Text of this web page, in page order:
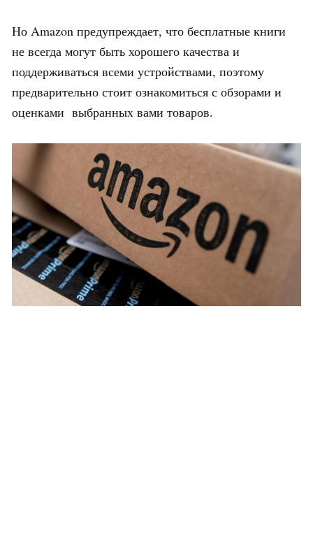
Но Amazon предупреждает, что бесплатные книги
не всегда могут быть хорошего качества и
поддерживаться всеми устройствами, поэтому
предварительно стоит ознакомиться с обзорами и
оценками выбранных вами товаров.